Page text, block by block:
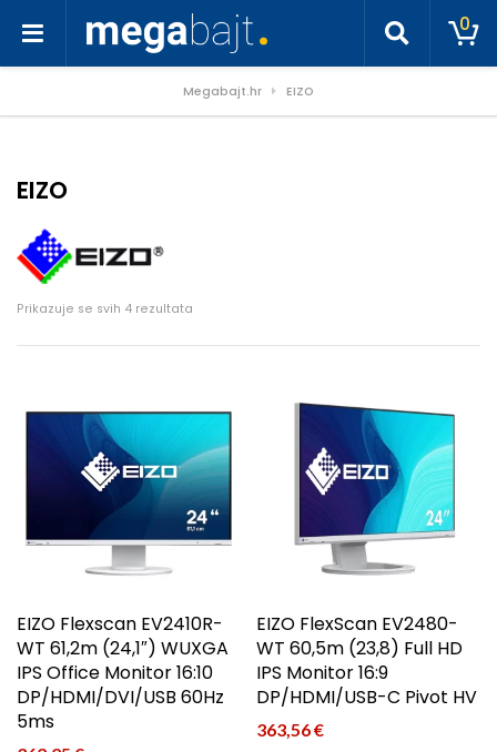
0
Megabajt.hr EIZO
EIZO
Prikazuje se svih 4 rezultata
EIZO Flexscan EV2410R-
WT 61,2m (24,1″) WUXGA
IPS Office Monitor 16:10
DP/HDMI/DVI/USB 60Hz
5ms
EIZO FlexScan EV2480-
WT 60,5m (23,8) Full HD
IPS Monitor 16:9
DP/HDMI/USB-C Pivot HV
363,56€